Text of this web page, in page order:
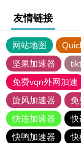
友情链接
网站地图
坚果加速器
免费vqn外网加速
旋风加速器
免
快连加速器
快
快鸭加速器
快